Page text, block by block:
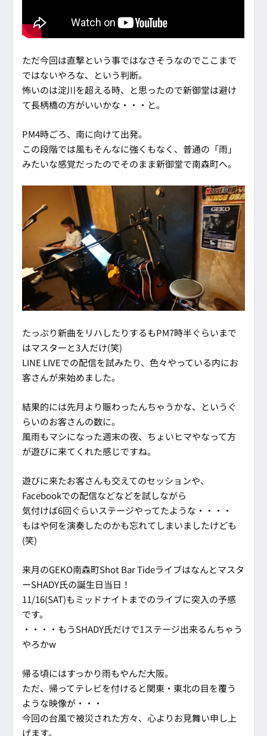
ただ今回は直撃という事ではなさそうなのでここまで
ではないやろな、という判断。
怖いのは淀川を超える時、と思ったので新御堂は避け
て長柄橋の方がいいかな・・・と。
PM4時ごろ、南に向けて出発。
この段階では風もそんなに強くもなく、普通の「雨」
みたいな感覚だったのでそのまま新御堂で南森町へ。
たっぷり新曲をリハしたりするもPM7時半ぐらいまで
はマスターと3人だけ(笑)
LINE LIVEでの配信を試みたり、色々やっている内にお
客さんが来始めました。
結果的には先月より賑わったんちゃうかな、というぐ
らいのお客さんの数に。
風雨もマシになった週末の夜、ちょいヒマやなって方
が遊びに来てくれた感じですね。
遊びに来たお客さんも交えてのセッションや、
Facebookでの配信などなどを試しながら
気付けば6回ぐらいステージやってたような・・・・
もはや何を演奏したのかも忘れてしまいましたけども
(笑)
来月のGEKO南森町Shot Bar Tideライブはなんとマスタ
ーSHADY氏の誕生日当日！
11/16(SAT)もミッドナイトまでのライブに突入の予感
です。
・・・・もうSHADY氏だけで1ステージ出来るんちゃう
やろかw
帰る頃にはすっかり雨もやんだ大阪。
ただ、帰ってテレビを付けると関東・東北の目を覆う
ような映像が・・・
今回の台風で被災された方々、心よりお見舞い申し上
げます。